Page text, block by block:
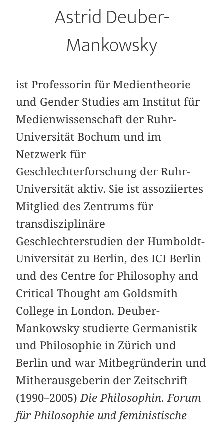
Astrid Deuber-
Mankowsky
ist Professorin für Medientheorie
und Gender Studies am Institut für
Medienwissenschaft der Ruhr-
Universität Bochum und im
Netzwerk für
Geschlechterforschung der Ruhr-
Universität aktiv. Sie ist assoziiertes
Mitglied des Zentrums für
transdisziplinäre
Geschlechterstudien der Humboldt-
Universität zu Berlin, des ICI Berlin
und des Centre for Philosophy and
Critical Thought am Goldsmith
College in London. Deuber-
Mankowsky studierte Germanistik
und Philosophie in Zürich und
Berlin und war Mitbegründerin und
Mitherausgeberin der Zeitschrift
(1990–2005) Die Philosophin. Forum
für Philosophie und feministische